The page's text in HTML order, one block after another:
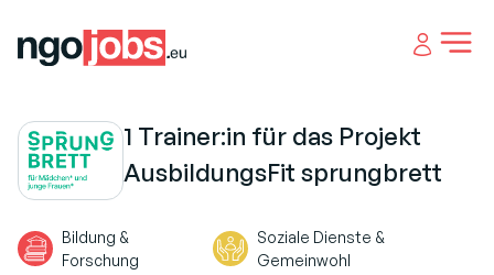
Open
1 Trainer:in für das Projekt
AusbildungsFit sprungbrett
Bildung &
Forschung
Soziale Dienste &
Gemeinwohl